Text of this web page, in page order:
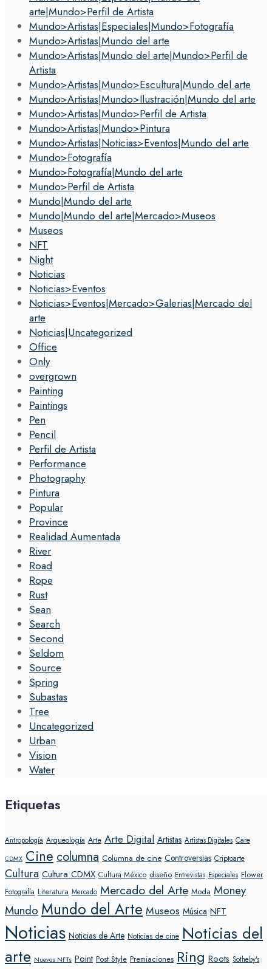
arte|Mundo>Perfil de Artista
Mundo>Artistas|Especiales|Mundo>Fotografía
Mundo>Artistas|Mundo del arte
Mundo>Artistas|Mundo del arte|Mundo>Perfil de
Artista
Mundo>Artistas|Mundo>Escultura|Mundo del arte
Mundo>Artistas|Mundo>Ilustración|Mundo del arte
Mundo>Artistas|Mundo>Perfil de Artista
Mundo>Artistas|Mundo>Pintura
Mundo>Artistas|Noticias>Eventos|Mundo del arte
Mundo>Fotografía
Mundo>Fotografía|Mundo del arte
Mundo>Perfil de Artista
Mundo|Mundo del arte
Mundo|Mundo del arte|Mercado>Museos
Museos
NFT
Night
Noticias
Noticias>Eventos
Noticias>Eventos|Mercado>Galerias|Mercado del
arte
Noticias|Uncategorized
Office
Only
overgrown
Painting
Paintings
Pen
Pencil
Perfil de Artista
Performance
Photography
Pintura
Popular
Province
Realidad Aumentada
River
Road
Rope
Rust
Sean
Search
Second
Seldom
Source
Spring
Subastas
Tree
Uncategorized
Urban
Vision
Water
Etiquetas
Antropología Arqueología Arte Arte Digital Artistas Artistas Digitales Care
CDMX Cine columna Columna de cine Controversias Criptoarte
Cultura Cultura CDMX Cultura México diseño Entrevistas Especiales Flower
Fotografía Literatura Mercado Mercado del Arte Moda Money
Mundo Mundo del Arte Museos Música NFT
Noticias Noticias de Arte Noticias de cine Noticias del
arte Nuevos NFTs Point Post Style Premiaciones Ring Roots Sotheby's